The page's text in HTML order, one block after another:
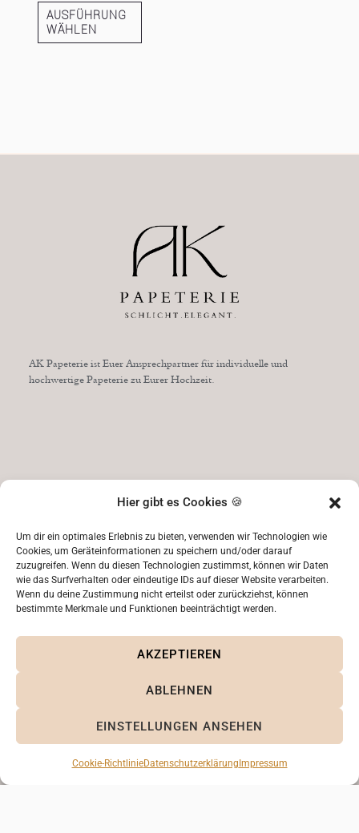
Hier gibt es Cookies 🍪
Um dir ein optimales Erlebnis zu bieten, verwenden wir Technologien wie
Cookies, um Geräteinformationen zu speichern und/oder darauf
zuzugreifen. Wenn du diesen Technologien zustimmst, können wir Daten
wie das Surfverhalten oder eindeutige IDs auf dieser Website verarbeiten.
Wenn du deine Zustimmung nicht erteilst oder zurückziehst, können
bestimmte Merkmale und Funktionen beeinträchtigt werden.
AKZEPTIEREN
ABLEHNEN
EINSTELLUNGEN ANSEHEN
Cookie-RichtlinieDatenschutzerklärung Impressum
AUSFÜHRUNG
WÄHLEN
AK Papeterie ist Euer Ansprechpartner für individuelle und
hochwertige Papeterie zu Eurer Hochzeit.
KONTAKT